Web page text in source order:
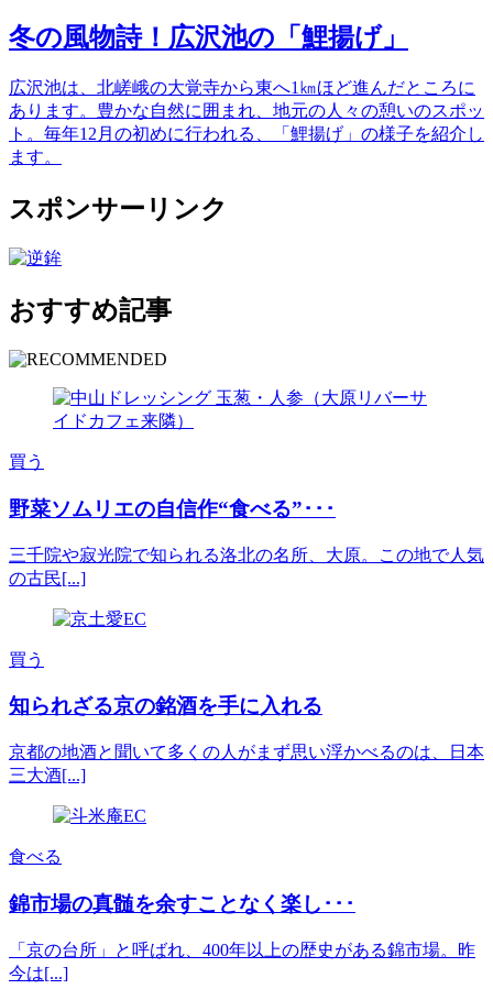
冬の風物詩！広沢池の「鯉揚げ」
広沢池は、北嵯峨の大覚寺から東へ1㎞ほど進んだところに
あります。豊かな自然に囲まれ、地元の人々の憩いのスポッ
ト。毎年12月の初めに行われる、「鯉揚げ」の様子を紹介し
ます。
スポンサーリンク
おすすめ記事
買う
野菜ソムリエの自信作“食べる”･･･
三千院や寂光院で知られる洛北の名所、大原。この地で人気
の古民[...]
買う
知られざる京の銘酒を手に入れる
京都の地酒と聞いて多くの人がまず思い浮かべるのは、日本
三大酒[...]
食べる
錦市場の真髄を余すことなく楽し･･･
「京の台所」と呼ばれ、400年以上の歴史がある錦市場。昨
今は[...]